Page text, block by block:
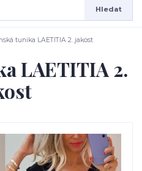
Hledat
tunika LAETITIA 2. jakost
LAETITIA 2.